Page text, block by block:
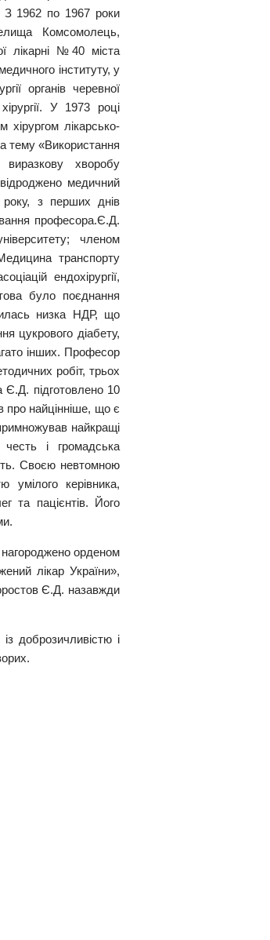
З 1962 по 1967 роки
Комсомолець,
лікарні №40 міста
інституту, у
органів черевної
У 1973 році
лікарсько-
тему «Використання
хворобу
медичний
з перших днів
професора.Є.Д.
членом
транспорту
ендохірургії,
було поєднання
низка НДР, що
цукрового діабету,
інших. Професор
робіт, трьох
Є.Д. підготовлено 10
про найцінніше, що є
найкращі
і громадська
Своєю невтомною
умілого керівника,
та пацієнтів. Його
орденом
лікар України»,
Є.Д. назавжди
доброзичливістю і